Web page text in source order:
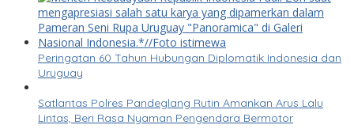
Peringatan 60 Tahun Hubungan Diplomatik Indonesia dan
Uruguay
Satlantas Polres Pandeglang Rutin Amankan Arus Lalu
Lintas, Beri Rasa Nyaman Pengendara Bermotor